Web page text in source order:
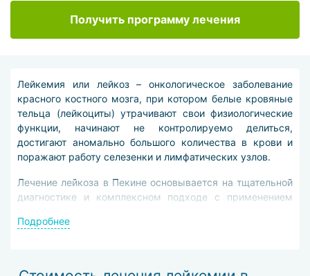
Получить программу лечения
Лейкемия или лейкоз – онкологическое заболевание
красного костного мозга, при котором белые кровяные
тельца (лейкоциты) утрачивают свои физиологические
функции, начинают не контролируемо делиться,
достигают аномально большого количества в крови и
поражают работу селезенки и лимфатических узлов.
Лечение лейкоза в Пекине основывается на тщательной
диагностике и комплексном подходе с применением
препаратами снижает количество аномальных
Подробнее